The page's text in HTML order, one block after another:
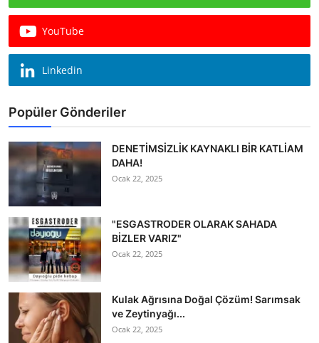
YouTube
Linkedin
Popüler Gönderiler
DENETİMSİZLİK KAYNAKLI BİR KATLİAM
DAHA!
Ocak 22, 2025
"ESGASTRODER OLARAK SAHADA
BİZLER VARIZ"
Ocak 22, 2025
Kulak Ağrısına Doğal Çözüm! Sarımsak
ve Zeytinyağı...
Ocak 22, 2025